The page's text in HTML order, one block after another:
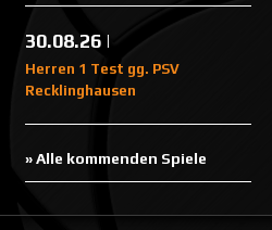
30.08.26 |
Herren 1 Test gg. PSV
Recklinghausen
» Alle kommenden Spiele